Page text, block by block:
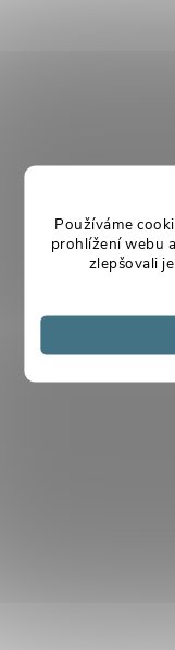
Používáme
prohlížení webu
zlepšovali